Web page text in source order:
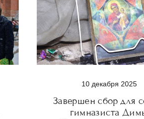
10 декабря 2025
Завершен сбор для
гимназиста